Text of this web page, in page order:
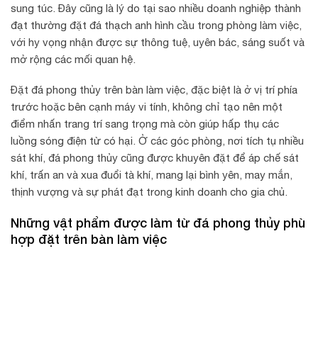
sung túc. Đây cũng là lý do tại sao nhiều doanh nghiệp thành
đạt thường đặt đá thạch anh hình cầu trong phòng làm việc,
với hy vọng nhận được sự thông tuệ, uyên bác, sáng suốt và
mở rộng các mối quan hệ.
Đặt đá phong thủy trên bàn làm việc, đặc biệt là ở vị trí phía
trước hoặc bên cạnh máy vi tính, không chỉ tạo nên một
điểm nhấn trang trí sang trọng mà còn giúp hấp thụ các
luồng sóng điện từ có hại. Ở các góc phòng, nơi tích tụ nhiều
sát khí, đá phong thủy cũng được khuyên đặt để áp chế sát
khí, trấn an và xua đuổi tà khí, mang lại bình yên, may mắn,
thịnh vượng và sự phát đạt trong kinh doanh cho gia chủ.
Những vật phẩm được làm từ đá phong thủy phù
hợp đặt trên bàn làm việc